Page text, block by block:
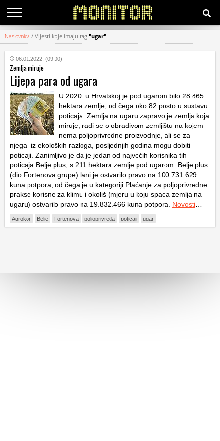
KATEGORIJE
HRVATSKI
WEB
Naslovnica / Vijesti koje imaju tag "ugar"
06.01.2022. (09:00)
Zemlja miruje
Lijepa para od ugara
U 2020. u Hrvatskoj je pod ugarom bilo 28.865
hektara zemlje, od čega oko 82 posto u sustavu
poticaja. Zemlja na ugaru zapravo je zemlja koja
miruje, radi se o obradivom zemljištu na kojem
nema poljoprivredne proizvodnje, ali se za
njega, iz ekoloških razloga, posljednjih godina mogu dobiti
poticaji. Zanimljivo je da je jedan od najvećih korisnika tih
poticaja Belje plus, s 211 hektara zemlje pod ugarom. Belje plus
(dio Fortenova grupe) lani je ostvarilo pravo na 100.731.629
kuna potpora, od čega je u kategoriji Plaćanje za poljoprivredne
prakse korisne za klimu i okoliš (mjeru u koju spada zemlja na
ugaru) ostvarilo pravo na 19.832.466 kuna potpora. Novosti
Agrokor Belje Fortenova poljoprivreda poticaji ugar